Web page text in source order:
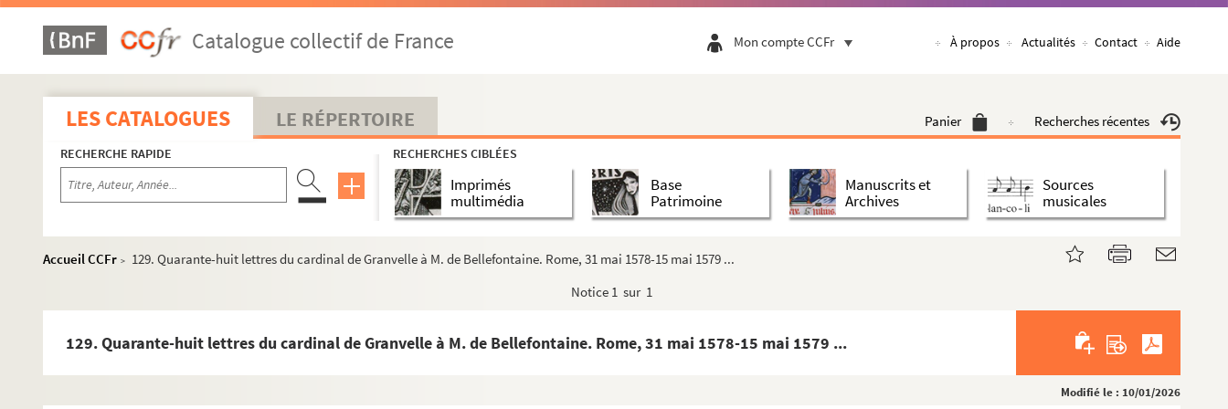
Catalogue collectif de France Mon compte CCFr À propos Actualités Contact Aide
LES CATALOGUES LE RÉPERTOIRE Panier Recherches récentes
RECHERCHE RAPIDE RECHERCHES CIBLÉES
Imprimés
multimédia
Base
Patrimoine
Manuscrits et
Archives
Sources
musicales
Accueil CCFr >
129. Quarante-huit lettres du cardinal de Granvelle à M. de Bellefontaine. Rome, 31 mai 1578-15 mai 1579 ...
Notice 1 sur 1
129. Quarante-huit lettres du cardinal de Granvelle à M. de Bellefontaine. Rome, 31 mai 1578-15 mai 1579 ...
Modifié le : 10/01/2026
Fol. 11. Le cardinal de Granvelle à Mme de Montbarrey. Bruxelles, 15 juillet 1562
Fol. 13 et 15. Le cardinal de Granvelle à M. de Bellefontaine. Bruxelles, 5 novembre 1562 et 15 juin 1563
Fol. 17 et 19. Le cardinal de Granvelle à Mme de Montbarrey
Fol. 20. Le cardinal de Granvelle à M. de Bellefontaine. Baudoncourt, 4 septembre 1564
Fol. 22-40. Neuf lettres de M. de Bellefontaine au cardinal de Granvelle. Venise, 3 mai, 7 juin ; Milan, 1 jui...
Fol. 40. Le cardinal de Granvelle à M. de Bellefontaine. Rome, 14 septembre 1567
Fol. 42-46. M. de Bellefontaine au cardinal de Granvelle. Bruxelles, 2 novembre, 28 décembre 1567 et 11 janvier ...
Fol. 48-123. Quarante-deux lettres du cardinal de Granvelle à M. de Bellefontaine. Rome, 13 décembre 1577 ; Naple...
Fol. 225 à 315. Trente-cinq lettres du cardinal de Granvelle à M. de Bellefontaine. Madrid, 18 mars 1581 à 12 décemb...